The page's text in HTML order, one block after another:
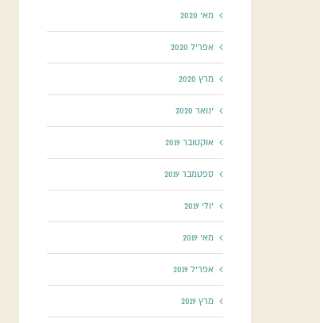
מאי 2020
אפריל 2020
מרץ 2020
ינואר 2020
אוקטובר 2019
ספטמבר 2019
יולי 2019
מאי 2019
אפריל 2019
מרץ 2019